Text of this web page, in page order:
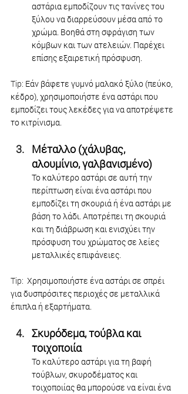
αστάρια εμποδίζουν τις τανίνες του
ξύλου να διαρρεύσουν μέσα από το
χρώμα. Βοηθά στη σφράγιση των
κόμβων και των ατελειών. Παρέχει
επίσης εξαιρετική πρόσφυση.
Tip: Εάν βάφετε γυμνό μαλακό ξύλο (πεύκο,
κέδρο), χρησιμοποιήστε ένα αστάρι που
εμποδίζει τους λεκέδες για να αποτρέψετε
το κιτρίνισμα.
Μέταλλο (χάλυβας,
αλουμίνιο, γαλβανισμένο)
Το καλύτερο αστάρι σε αυτή την
περίπτωση είναι ένα αστάρι που
εμποδίζει τη σκουριά ή ένα αστάρι με
βάση το λάδι. Αποτρέπει τη σκουριά
και τη διάβρωση και ενισχύει την
πρόσφυση του χρώματος σε λείες
μεταλλικές επιφάνειες.
Tip: Χρησιμοποιήστε ένα αστάρι σε σπρέι
για δυσπρόσιτες περιοχές σε μεταλλικά
έπιπλα ή εξαρτήματα.
Σκυρόδεμα, τούβλα και
τοιχοποιία
Το καλύτερο αστάρι για τη βαφή
τούβλων, σκυροδέματος και
τοιχοποιίας θα μπορούσε να είναι ένα